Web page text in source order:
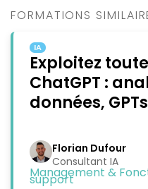
FORMATIONS
IA
Exploitez
ChatGPT :
données,
Florian Dufour
Consultant IA
Management &
support